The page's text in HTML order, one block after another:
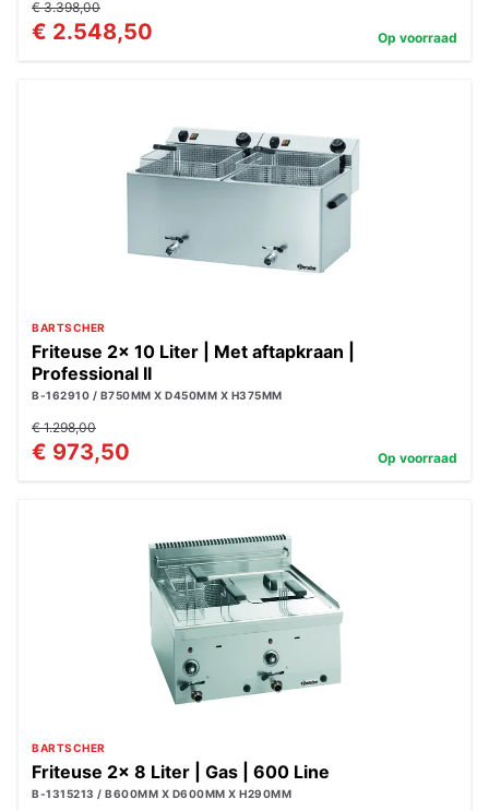
€ 3.398,00
€ 2.548,50 Op voorraad
BARTSCHER
Friteuse 2x 10 Liter | Met aftapkraan |
Professional II
B-162910 / B750MM X D450MM X H375MM
€ 1.298,00
€ 973,50 Op voorraad
BARTSCHER
Friteuse 2x 8 Liter | Gas | 600 Line
B-1315213 / B600MM X D600MM X H290MM